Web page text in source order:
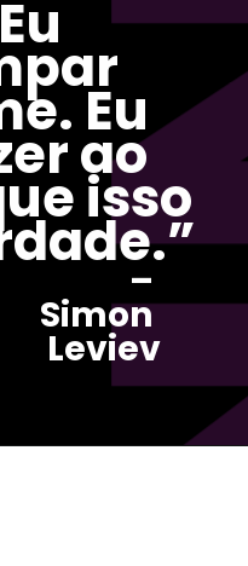
Eu
ao
isso
Simon
Leviev